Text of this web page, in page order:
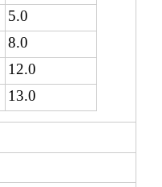
5.0
8.0
12.0
13.0